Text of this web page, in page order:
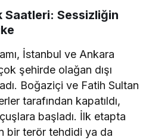
Saatleri: Sessizliğin
İstanbul ve Ankara
şehirde olağan dışı
Boğaziçi ve Fatih Sultan
tarafından kapatıldı,
başladı. İlk etapta
bir terör tehdidi ya da